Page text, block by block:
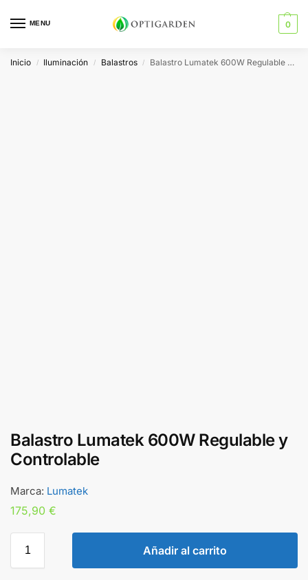
MENU 0
Inicio / Iluminación / Balastros / Balastro Lumatek 600W Regulable y Controlable
Balastro Lumatek 600W Regulable y
Controlable
Marca: Lumatek
175,90 €
Añadir al carrito